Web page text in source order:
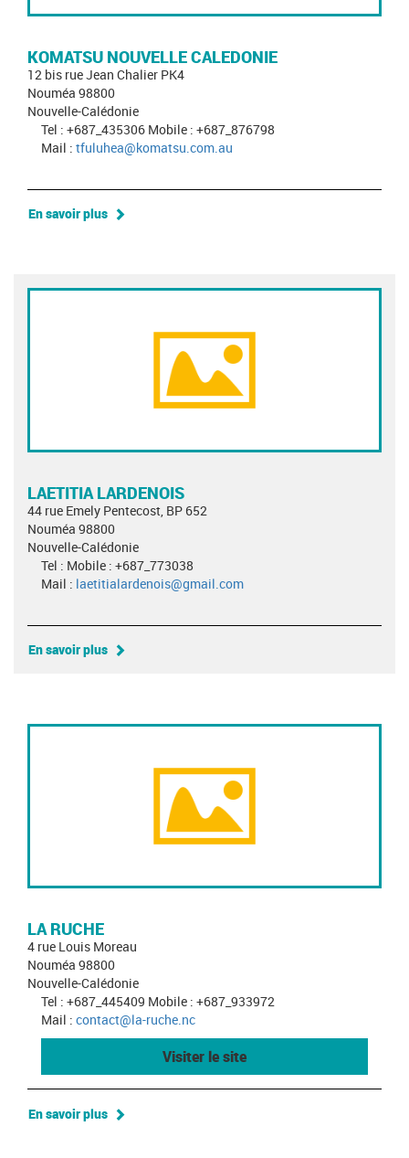
KOMATSU NOUVELLE CALEDONIE
12 bis rue Jean Chalier PK4
Nouméa 98800
Nouvelle-Calédonie
Tel : +687_435306 Mobile : +687_876798
Mail : tfuluhea@komatsu.com.au
En savoir plus
LAETITIA LARDENOIS
44 rue Emely Pentecost, BP 652
Nouméa 98800
Nouvelle-Calédonie
Tel : Mobile : +687_773038
Mail : laetitialardenois@gmail.com
En savoir plus
LA RUCHE
4 rue Louis Moreau
Nouméa 98800
Nouvelle-Calédonie
Tel : +687_445409 Mobile : +687_933972
Mail : contact@la-ruche.nc
Visiter le site
En savoir plus